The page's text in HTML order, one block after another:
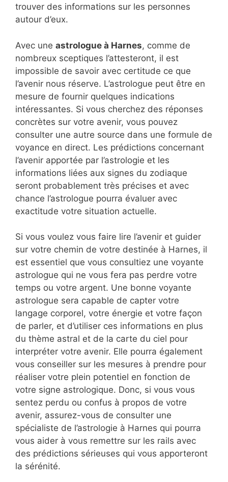
trouver des informations sur les personnes
autour d’eux.
Avec une astrologue à Harnes, comme de
nombreux sceptiques l’attesteront, il est
impossible de savoir avec certitude ce que
l’avenir nous réserve. L’astrologue peut être en
mesure de fournir quelques indications
intéressantes. Si vous cherchez des réponses
concrètes sur votre avenir, vous pouvez
consulter une autre source dans une formule de
voyance en direct. Les prédictions concernant
l’avenir apportée par l’astrologie et les
informations liées aux signes du zodiaque
seront probablement très précises et avec
chance l’astrologue pourra évaluer avec
exactitude votre situation actuelle.
Si vous voulez vous faire lire l’avenir et guider
sur votre chemin de votre destinée à Harnes, il
est essentiel que vous consultiez une voyante
astrologue qui ne vous fera pas perdre votre
temps ou votre argent. Une bonne voyante
astrologue sera capable de capter votre
langage corporel, votre énergie et votre façon
de parler, et d’utiliser ces informations en plus
du thème astral et de la carte du ciel pour
interpréter votre avenir. Elle pourra également
vous conseiller sur les mesures à prendre pour
réaliser votre plein potentiel en fonction de
votre signe astrologique. Donc, si vous vous
sentez perdu ou confus à propos de votre
avenir, assurez-vous de consulter une
spécialiste de l’astrologie à Harnes qui pourra
vous aider à vous remettre sur les rails avec
des prédictions sérieuses qui vous apporteront
la sérénité.